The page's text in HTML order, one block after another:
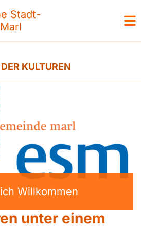
Stadt-
KULTUREN
Willkommen
unter einem